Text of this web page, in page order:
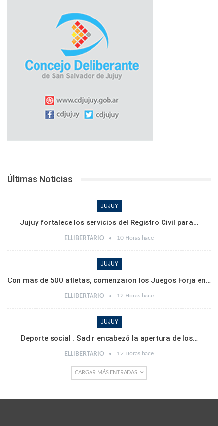
Últimas Noticias
JUJUY
Jujuy fortalece los servicios del Registro Civil para…
ELLIBERTARIO 10 Horas hace
JUJUY
Con más de 500 atletas, comenzaron los Juegos Forja en…
ELLIBERTARIO 12 Horas hace
JUJUY
Deporte social . Sadir encabezó la apertura de los…
ELLIBERTARIO 12 Horas hace
CARGAR MÁS ENTRADAS